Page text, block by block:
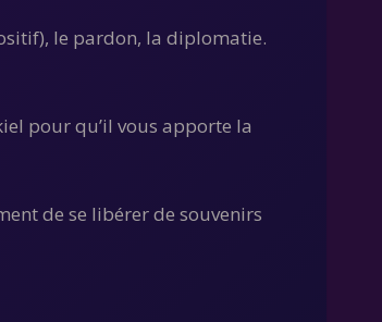
le pardon, la diplomatie.
pour qu’il vous apporte la
de se libérer de souvenirs